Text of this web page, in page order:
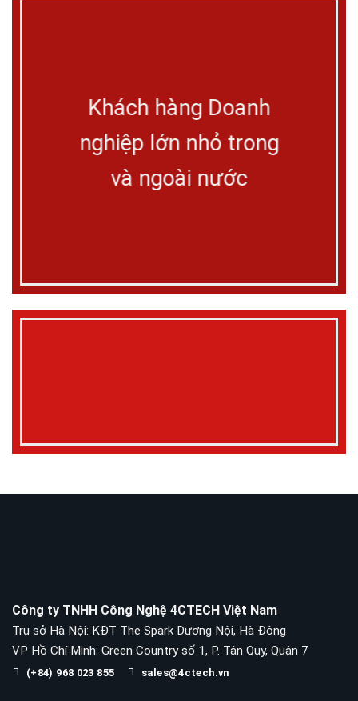
Khách hàng Doanh
nghiệp lớn nhỏ trong
và ngoài nước
Công ty TNHH Công Nghệ 4CTECH Việt Nam
Trụ sở Hà Nội: KĐT The Spark Dương Nội, Hà Đông
VP Hồ Chí Minh: Green Country số 1, P. Tân Quy, Quận 7
(+84) 968 023 855 sales@4ctech.vn